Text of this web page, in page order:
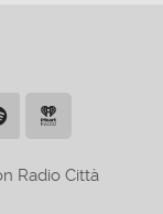
Radio Città